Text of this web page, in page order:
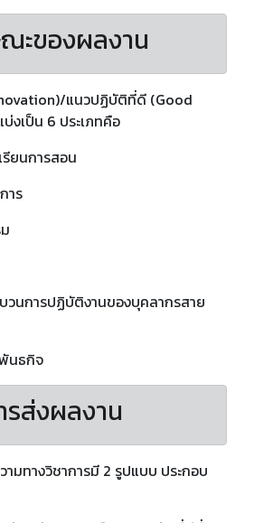
ะของผลงาน
แนวปฏิบัติที่ดี (Good
งเป็น 6 ประเภทคือ
ยนการสอน
าร
วนการปฏิบัติงานของบุคลากรสาย
นธกิจ
รส่งผลงาน
มทางวิชาการมี 2 รูปแบบ ประกอบ